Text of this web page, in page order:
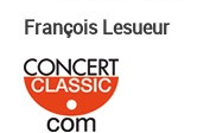
François Lesueur